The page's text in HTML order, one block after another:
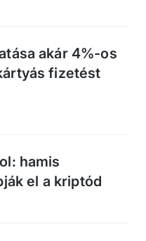
akár 4%-os
fizetést
hamis
el a kriptód